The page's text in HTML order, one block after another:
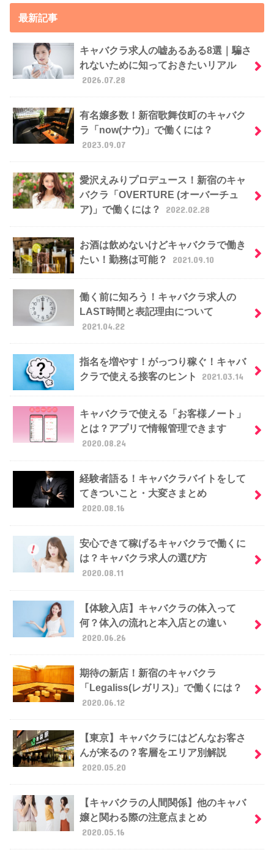
最新記事
キャバクラ求人の嘘あるある8選｜騙さ
れないために知っておきたいリアル
2026.07.28
有名嬢多数！新宿歌舞伎町のキャバク
ラ「now(ナウ)」で働くには？
2023.09.07
愛沢えみりプロデュース！新宿のキャ
バクラ「OVERTURE (オーバーチュ
ア)」で働くには？
2022.02.28
お酒は飲めないけどキャバクラで働き
たい！勤務は可能？
2021.09.10
働く前に知ろう！キャバクラ求人の
LAST時間と表記理由について
2021.04.22
指名を増やす！がっつり稼ぐ！キャバ
クラで使える接客のヒント
2021.03.14
キャバクラで使える「お客様ノート」
とは？アプリで情報管理できます
2020.08.24
経験者語る！キャバクラバイトをして
てきついこと・大変さまとめ
2020.08.16
安心できて稼げるキャバクラで働くに
は？キャバクラ求人の選び方
2020.08.11
【体験入店】キャバクラの体入って
何？体入の流れと本入店との違い
2020.06.26
期待の新店！新宿のキャバクラ
「Legaliss(レガリス)」で働くには？
2020.06.12
【東京】キャバクラにはどんなお客さ
んが来るの？客層をエリア別解説
2020.05.20
【キャバクラの人間関係】他のキャバ
嬢と関わる際の注意点まとめ
2020.05.16